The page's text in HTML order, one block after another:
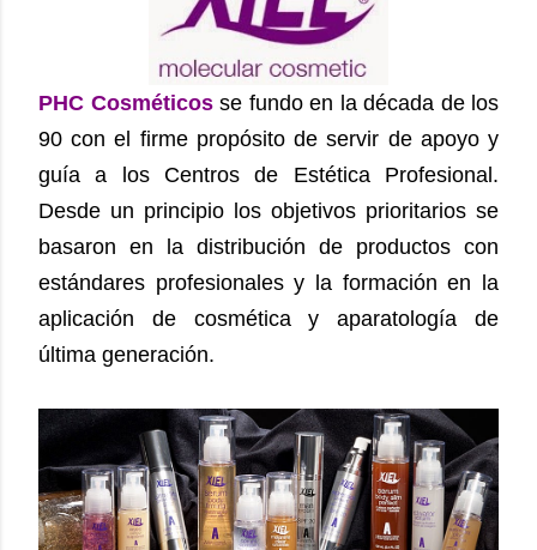
PHC Cosméticosse fundo en la década de los
90 con el firme propósito de servir de apoyo y
guía a los Centros de Estética Profesional.
Desde un principio los objetivos prioritarios se
basaron en la distribución de productos con
estándares profesionales y la formación en la
aplicación de cosmética y aparatología de
última generación.